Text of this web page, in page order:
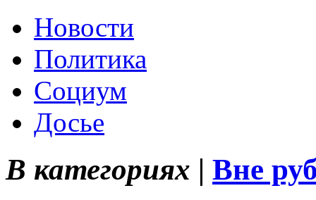
Новости
Политика
Социум
Досье
В категориях | Вне